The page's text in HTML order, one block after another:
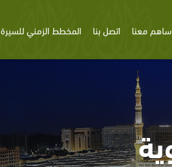
ساهم معنا اتصل بنا المخطط الزمني للسيرة